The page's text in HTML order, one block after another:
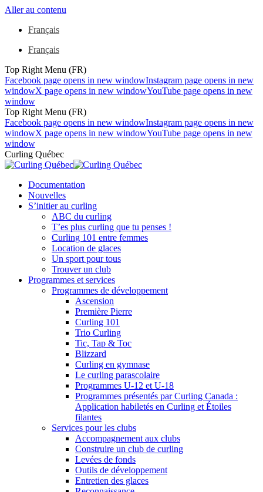
Aller au contenu
Français
Français
Top Right Menu (FR)
Facebook page opens in new windowInstagram page opens in new
windowX page opens in new windowYouTube page opens in new
window
Top Right Menu (FR)
Facebook page opens in new windowInstagram page opens in new
windowX page opens in new windowYouTube page opens in new
window
Curling Québec
Documentation
Nouvelles
S’initier au curling
ABC du curling
T’es plus curling que tu penses !
Curling 101 entre femmes
Location de glaces
Un sport pour tous
Trouver un club
Programmes et services
Programmes de développement
Ascension
Première Pierre
Curling 101
Trio Curling
Tic, Tap & Toc
Blizzard
Curling en gymnase
Le curling parascolaire
Programmes U-12 et U-18
Programmes présentés par Curling Canada :
Application habiletés en Curling et Étoiles
filantes
Services pour les clubs
Accompagnement aux clubs
Construire un club de curling
Levées de fonds
Outils de développement
Entretien des glaces